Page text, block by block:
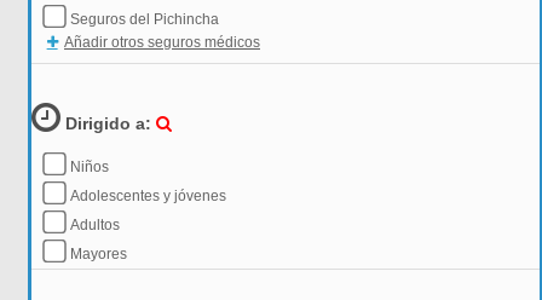
Seguros del Pichincha
Añadir otros seguros médicos
Dirigido a:
Niños
Adolescentes y jóvenes
Adultos
Mayores